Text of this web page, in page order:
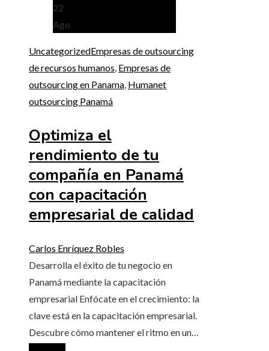
22
Ago
UncategorizedEmpresas de outsourcing
de recursos humanos Empresas de
outsourcing en Panama Humanet
outsourcing Panamá
Optimiza el
rendimiento de tu
compañía en Panamá
con capacitación
empresarial de calidad
Carlos Enríquez Robles
Desarrolla el éxito de tu negocio en
Panamá mediante la capacitación
empresarial Enfócate en el crecimiento: la
clave está en la capacitación empresarial.
Descubre cómo mantener el ritmo en un…